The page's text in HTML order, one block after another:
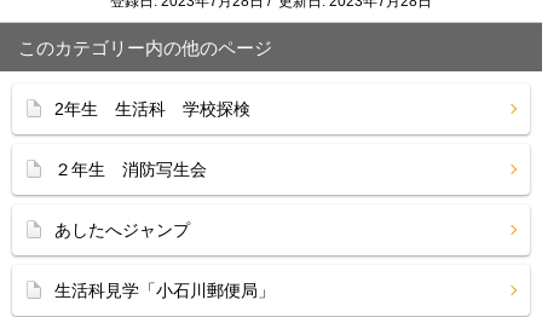
このカテゴリー内の他のページ
2年生 生活科 学校探検
２年生 消防写生会
あしたへジャンプ
生活科見学「小石川郵便局」